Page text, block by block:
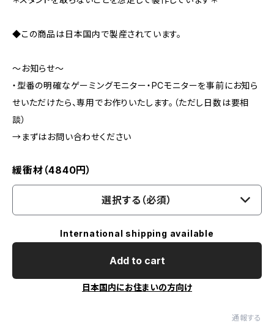
◆この商品は日本国内で製産されています。
～お知らせ～
・型番の明確なゲーミングモニター・PCモニターを事前にお知ら
せいただけたら、専用でお作りいたします。（ただし日数は要相
談）
→まずはお問い合わせください
緩衝材（4840円）
選択する（必須）
International shipping available
Add to cart
日本国内にお住まいの方向け
通報する